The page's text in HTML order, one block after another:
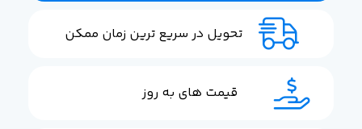
تحویل در سریع ترین زمان ممکن
قیمت های به روز